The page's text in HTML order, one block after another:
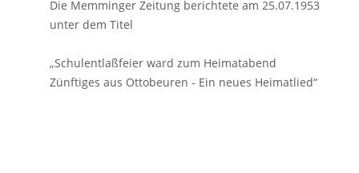
Die Memminger Zeitung berichtete am 25.07.1953
unter dem Titel
„Schulentlaßfeier ward zum Heimatabend
Zünftiges aus Ottobeuren - Ein neues Heimatlied“